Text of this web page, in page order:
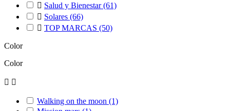
 Salud y Bienestar(61)
 Solares (66)
 TOP MARCAS (50)
Color
Color
 
Walking on the moon (1)